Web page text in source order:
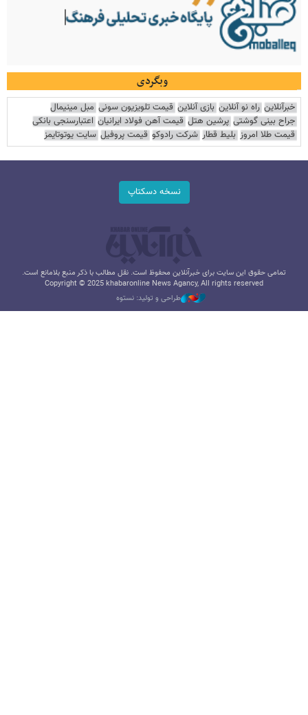
وبگردی
خبرآنلاین راه نو آنلاین بازی آنلاین قیمت تلویزیون سونی مبل مینیمال
جراح بینی گوشتی پرشین هتل قیمت آهن فولاد ایرانیان اعتبارسنجی بانکی
قیمت طلا امروز بلیط قطار شرکت رادوکو قیمت پروفیل سایت یوتوتایمز
نسخه دسکتاپ
تمامی حقوق این سایت برای خبرآنلاین محفوظ است. نقل مطالب با ذکر منبع بلامانع است.
Copyright © 2025 khabaronline News Agancy, All rights reserved
طراحی و تولید: نستوه